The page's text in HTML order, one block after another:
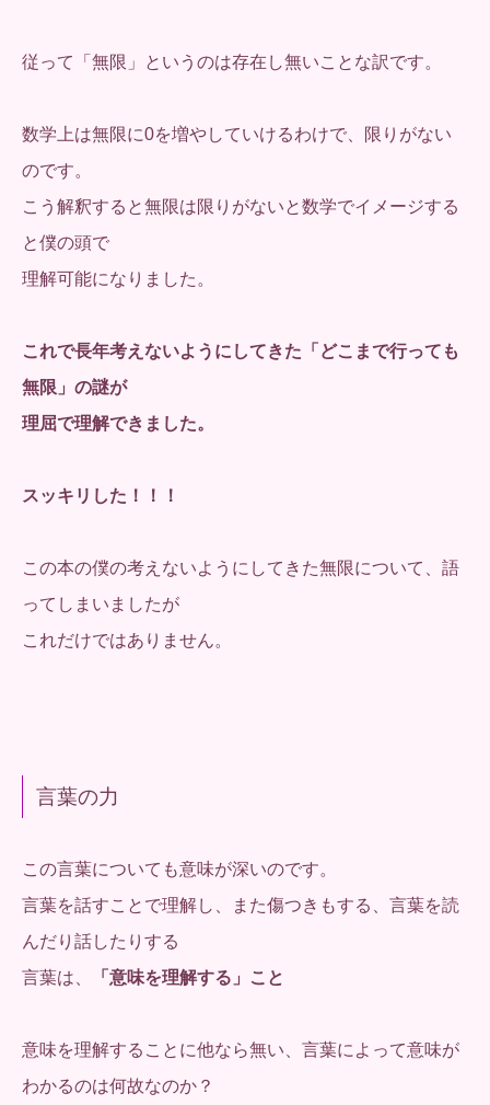
従って「無限」というのは存在し無いことな訳です。
数学上は無限に0を増やしていけるわけで、限りがない
のです。
こう解釈すると無限は限りがないと数学でイメージする
と僕の頭で
理解可能になりました。
これで長年考えないようにしてきた「どこまで行っても
無限」の謎が
理屈で理解できました。
スッキリした！！！
この本の僕の考えないようにしてきた無限について、語
ってしまいましたが
これだけではありません。
言葉の力
この言葉についても意味が深いのです。
言葉を話すことで理解し、また傷つきもする、言葉を読
んだり話したりする
言葉は、
「意味を理解する」こと
意味を理解することに他なら無い、言葉によって意味が
わかるのは何故なのか？